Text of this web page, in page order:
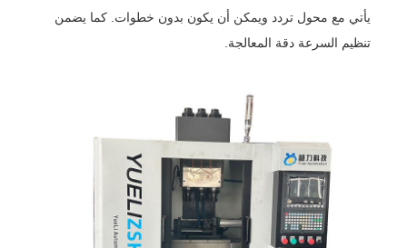
يأتي مع محول تردد ويمكن أن يكون بدون خطوات. كما يضمن
تنظيم السرعة دقة المعالجة.